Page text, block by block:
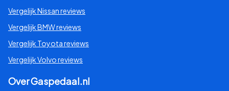
Vergelijk Nissan reviews
Vergelijk BMW reviews
Vergelijk Toyota reviews
Vergelijk Volvo reviews
Over Gaspedaal.nl